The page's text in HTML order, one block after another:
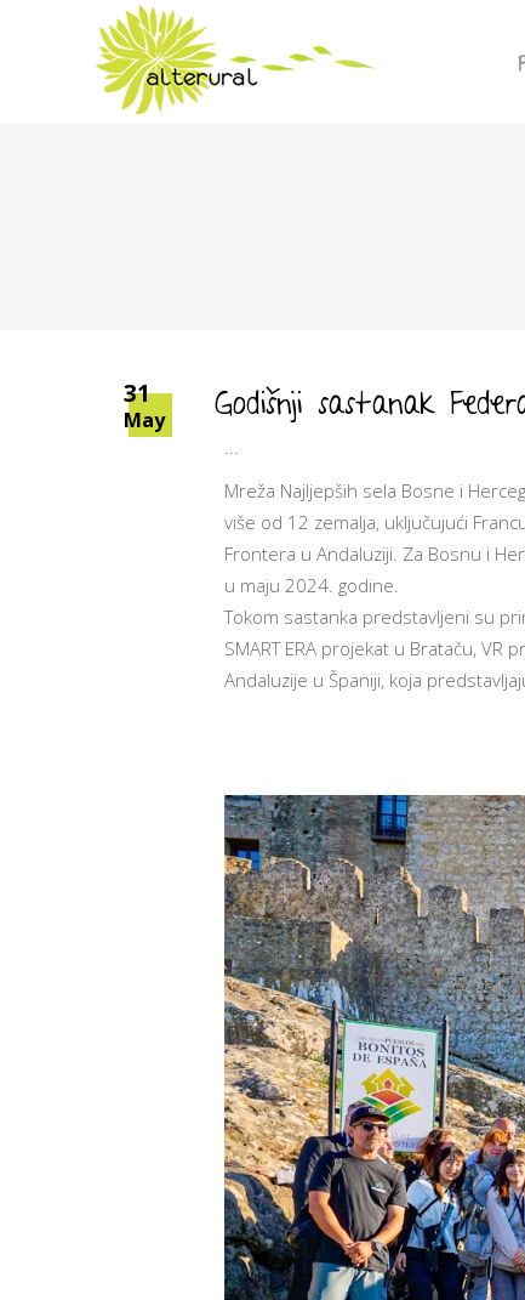
31
May Godišnji sastanak
Mreža Najljepših sela Bosne i
više od 12 zemalja, uključujući
Frontera u Andaluziji. Za Bosnu i
u maju 2024. godine.
Tokom sastanka predstavljeni su
SMART ERA projekat u Brataču,
Andaluzije u Španiji, koja